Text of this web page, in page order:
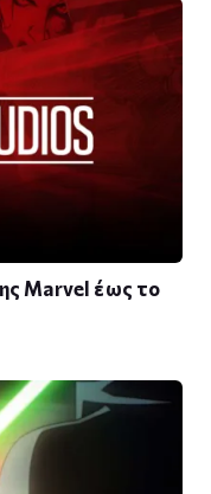
Marvel έως το